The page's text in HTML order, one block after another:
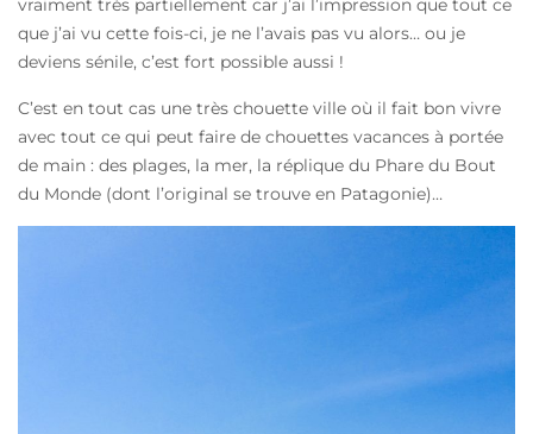
vraiment très partiellement car j’ai l’impression que tout ce
que j’ai vu cette fois-ci, je ne l’avais pas vu alors… ou je
deviens sénile, c’est fort possible aussi !
C’est en tout cas une très chouette ville où il fait bon vivre
avec tout ce qui peut faire de chouettes vacances à portée
de main : des plages, la mer, la réplique du Phare du Bout
du Monde (dont l’original se trouve en Patagonie)…